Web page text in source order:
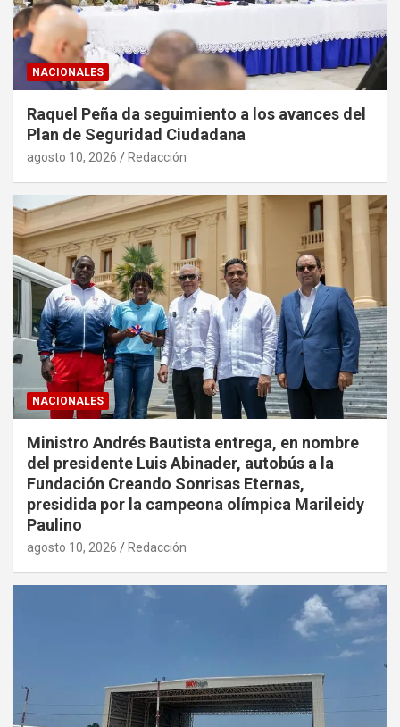
NACIONALES
Raquel Peña da seguimiento a los avances del
Plan de Seguridad Ciudadana
agosto 10, 2026 Redacción
NACIONALES
Ministro Andrés Bautista entrega, en nombre
del presidente Luis Abinader, autobús a la
Fundación Creando Sonrisas Eternas,
presidida por la campeona olímpica Marileidy
Paulino
agosto 10, 2026 Redacción